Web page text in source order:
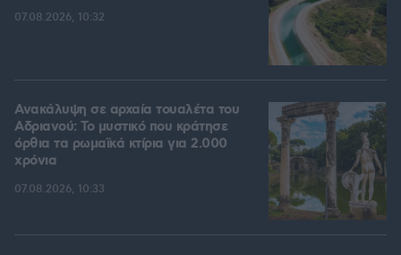
07.08.2026, 10:32
Ανακάλυψη σε αρχαία τουαλέτα του
Αδριανού: Το μυστικό που κράτησε
όρθια τα ρωμαϊκά κτίρια για 2.000
χρόνια
07.08.2026, 10:33